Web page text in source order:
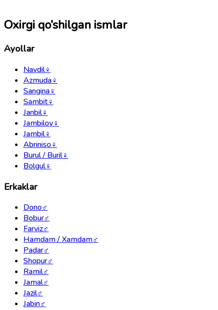
Oxirgi qo‘shilgan ismlar
Ayollar
Navdil♀
Azmuda♀
Sangina♀
Sambit♀
Janbil♀
Jambiloy♀
Jambil♀
Abriniso♀
Burul / Buril♀
Bolgul♀
Erkaklar
Dono♂
Bobur♂
Farviz♂
Hamdam / Xamdam♂
Padar♂
Shopur♂
Ramil♂
Jamal♂
Jazil♂
Jabin♂